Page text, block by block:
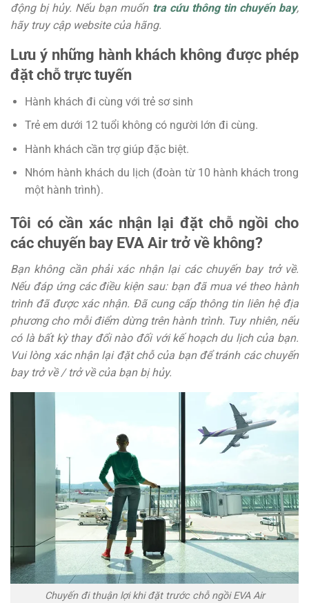
động bị hủy. Nếu bạn muốn tra cứu thông tin chuyến bay,
hãy truy cập website của hãng.
Lưu ý những hành khách không được phép
đặt chỗ trực tuyến
Hành khách đi cùng với trẻ sơ sinh
Trẻ em dưới 12 tuổi không có người lớn đi cùng.
Hành khách cần trợ giúp đặc biệt.
Nhóm hành khách du lịch (đoàn từ 10 hành khách trong
một hành trình).
Tôi có cần xác nhận lại đặt chỗ ngồi cho
các chuyến bay EVA Air trở về không?
Bạn không cần phải xác nhận lại các chuyến bay trở về.
Nếu đáp ứng các điều kiện sau: bạn đã mua vé theo hành
trình đã được xác nhận. Đã cung cấp thông tin liên hệ địa
phương cho mỗi điểm dừng trên hành trình. Tuy nhiên, nếu
có là bất kỳ thay đổi nào đối với kế hoạch du lịch của bạn.
Vui lòng xác nhận lại đặt chỗ của bạn để tránh các chuyến
bay trở về / trở về của bạn bị hủy.
Chuyến đi thuận lợi khi đặt trước chỗ ngồi EVA Air